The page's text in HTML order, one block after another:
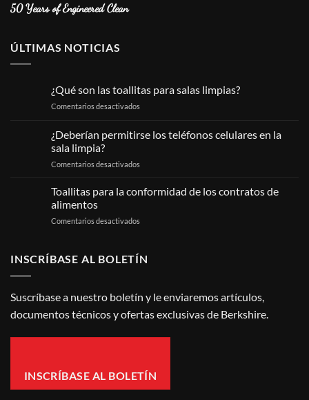
50 Years of Engineered Clean
ÚLTIMAS NOTICIAS
¿Qué son las toallitas para salas limpias?
Comentarios desactivados
las
para
limpias?
¿Deberían permitirse los teléfonos celulares en la
sala limpia?
Comentarios desactivados
permitirse
celulares
sala
Toallitas para la conformidad de los contratos de
alimentos
Comentarios desactivados
la
contratos
de
INSCRÍBASE AL BOLETÍN
Suscríbase a nuestro boletín y le enviaremos artículos,
documentos técnicos y ofertas exclusivas de Berkshire.
INSCRÍBASE AL BOLETÍN